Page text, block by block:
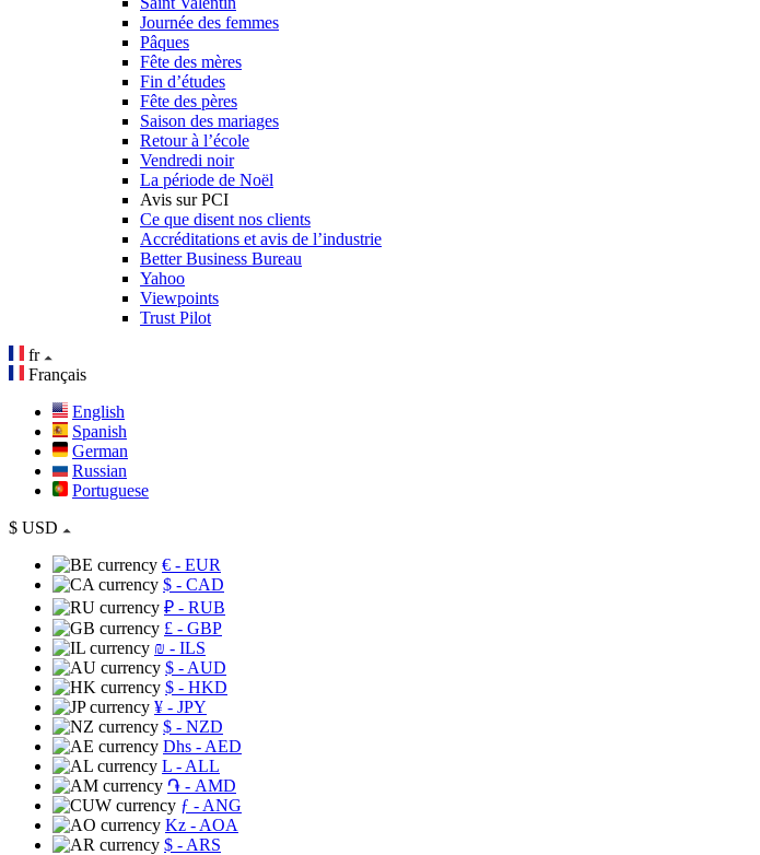
Journée des femmes
Pâques
Fête des mères
Fin d’études
Fête des pères
Saison des mariages
Retour à l’école
Vendredi noir
La période de Noël
Avis sur PCI
Ce que disent nos clients
Accréditations et avis de l’industrie
Better Business Bureau
Yahoo
Viewpoints
Trust Pilot
fr
Français
English
Spanish
German
Russian
Portuguese
$ USD
€ - EUR
$ - CAD
₽ - RUB
£ - GBP
₪ - ILS
$ - AUD
$ - HKD
¥ - JPY
$ - NZD
Dhs - AED
L - ALL
֏ - AMD
ƒ - ANG
Kz - AOA
$ - ARS